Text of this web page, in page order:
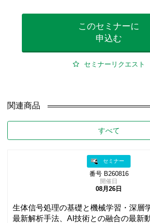
このセミナーに
申込む
セミナーリクエスト
関連商品
すべて
セミナー
番号 B260816
開催日
08月26日
生体信号処理の基礎と機械学習・深層
最新解析手法、AI技術との融合の最新